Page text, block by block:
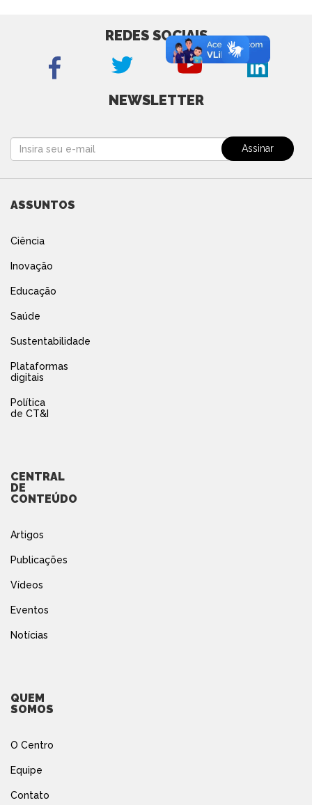
REDES SOCIAIS
NEWSLETTER
ASSUNTOS
Ciência
Inovação
Educação
Saúde
Sustentabilidade
Plataformas
digitais
Política
de CT&I
CENTRAL
DE
CONTEÚDO
Artigos
Publicações
Vídeos
Eventos
Notícias
QUEM
SOMOS
O Centro
Equipe
Contato